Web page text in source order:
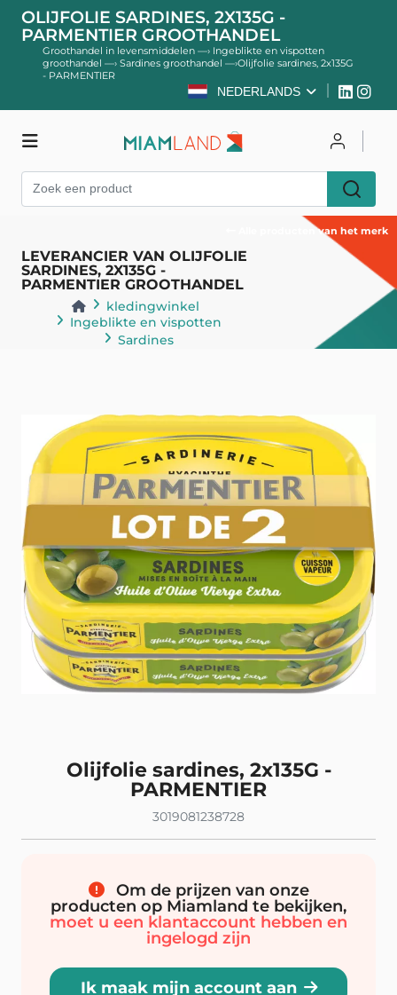
OLIJFOLIE SARDINES, 2X135G -
PARMENTIER GROOTHANDEL
Groothandel in levensmiddelen —› Ingeblikte en vispotten
groothandel —› Sardines groothandel —›Olijfolie sardines, 2x135G
- PARMENTIER
NEDERLANDS
LEVERANCIER VAN OLIJFOLIE
SARDINES, 2X135G -
PARMENTIER GROOTHANDEL
kledingwinkel
Ingeblikte en vispotten
Sardines
Alle producten van het merk
Olijfolie sardines, 2x135G -
PARMENTIER
3019081238728
Om de prijzen van onze
producten op Miamland te bekijken,
moet u een klantaccount hebben en
ingelogd zijn
Ik maak mijn account aan